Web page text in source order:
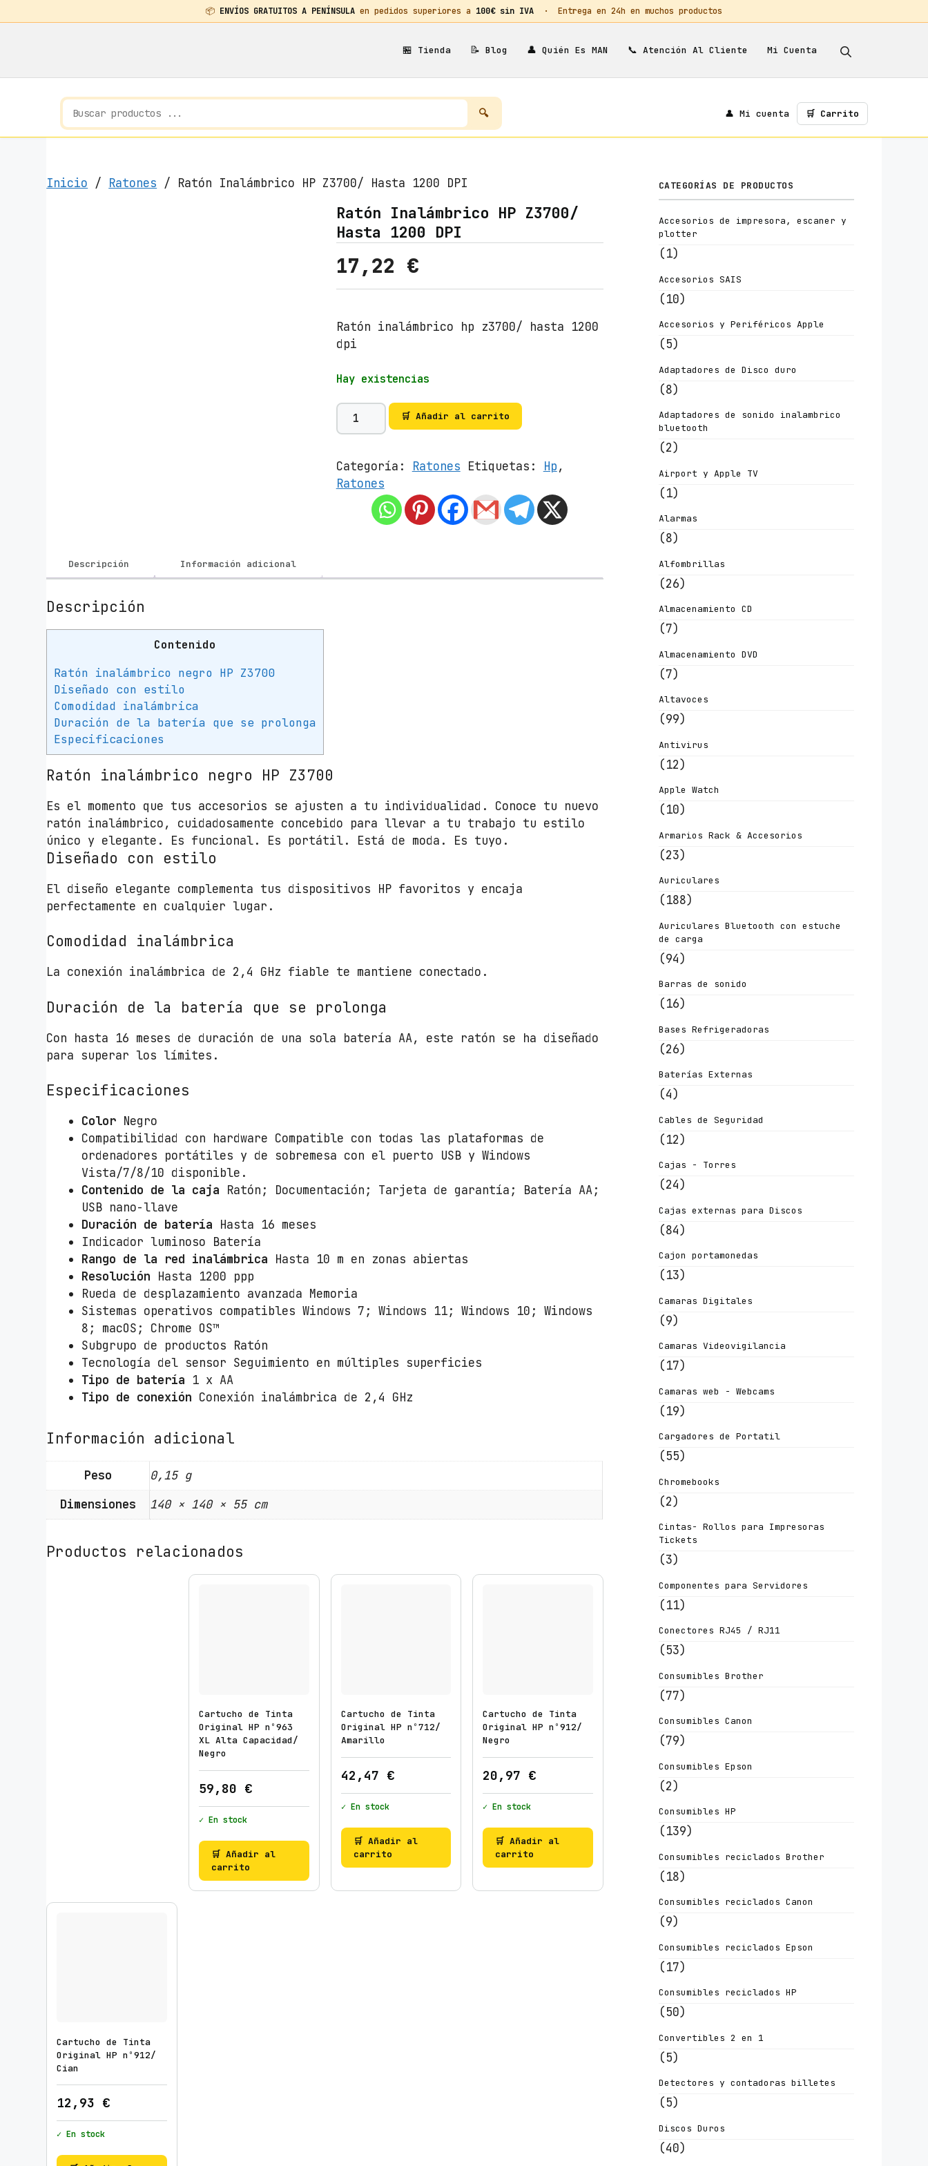
📦 ENVÍOS GRATUITOS A PENÍNSULA en pedidos superiores a 100€ sin IVA · Entrega en 24h en muchos productos
🏪 Tienda 📝 Blog 👤 Quién Es MAN 📞 Atención Al Cliente Mi Cuenta
👤 Mi cuenta 🛒 Carrito
Inicio / Ratones / Ratón Inalámbrico HP Z3700/ Hasta 1200 DPI
Ratón Inalámbrico HP Z3700/
Hasta 1200 DPI
17,22 €
Ratón inalámbrico hp z3700/ hasta 1200
dpi
Hay existencias
R
a
ó
n
m
/
H
a
a
D
I
a
d
🛒 Añadir al carrito
Categoría: Ratones Etiquetas: Hp,
Ratones
Descripción Información adicional
Descripción
Contenido
Ratón inalámbrico negro HP Z3700
Diseñado con estilo
Comodidad inalámbrica
Duración de la batería que se prolonga
Especificaciones
Ratón inalámbrico negro HP Z3700
Es el momento que tus accesorios se ajusten a tu individualidad. Conoce tu nuevo
ratón inalámbrico, cuidadosamente concebido para llevar a tu trabajo tu estilo
único y elegante. Es funcional. Es portátil. Está de moda. Es tuyo.
Diseñado con estilo
El diseño elegante complementa tus dispositivos HP favoritos y encaja
perfectamente en cualquier lugar.
Comodidad inalámbrica
La conexión inalámbrica de 2,4 GHz fiable te mantiene conectado.
Duración de la batería que se prolonga
Con hasta 16 meses de duración de una sola batería AA, este ratón se ha diseñado
para superar los límites.
Especificaciones
Color Negro
Compatibilidad con hardware Compatible con todas las plataformas de
ordenadores portátiles y de sobremesa con el puerto USB y Windows
Vista/7/8/10 disponible.
Contenido de la caja Ratón; Documentación; Tarjeta de garantía; Batería AA;
USB nano-llave
Duración de batería Hasta 16 meses
Indicador luminoso Batería
Rango de la red inalámbrica Hasta 10 m en zonas abiertas
Resolución Hasta 1200 ppp
Rueda de desplazamiento avanzada Memoria
Sistemas operativos compatibles Windows 7; Windows 11; Windows 10; Windows
8; macOS; Chrome OS™
Subgrupo de productos Ratón
Tecnología del sensor Seguimiento en múltiples superficies
Tipo de batería 1 x AA
Tipo de conexión Conexión inalámbrica de 2,4 GHz
Información adicional
Peso
0,15 g
Dimensiones
140 × 140 × 55 cm
Productos relacionados
Cartucho de Tinta
Original HP nº963
XL Alta Capacidad/
Negro
59,80 €
✓ En stock
🛒 Añadir al
carrito
Cartucho de Tinta
Original HP nº712/
Amarillo
42,47 €
✓ En stock
🛒 Añadir al
carrito
Cartucho de Tinta
Original HP nº912/
Negro
20,97 €
✓ En stock
🛒 Añadir al
carrito
Cartucho de Tinta
Original HP nº912/
Cian
12,93 €
✓ En stock
CATEGORÍAS DE PRODUCTOS
Accesorios de impresora, escaner y
plotter
(1)
Accesorios SAIS
(10)
Accesorios y Periféricos Apple
(5)
Adaptadores de Disco duro
(8)
Adaptadores de sonido inalambrico
bluetooth
(2)
Airport y Apple TV
(1)
Alarmas
(8)
Alfombrillas
(26)
Almacenamiento CD
(7)
Almacenamiento DVD
(7)
Altavoces
(99)
Antivirus
(12)
Apple Watch
(10)
Armarios Rack & Accesorios
(23)
Auriculares
(188)
Auriculares Bluetooth con estuche
de carga
(94)
Barras de sonido
(16)
Bases Refrigeradoras
(26)
Baterías Externas
(4)
Cables de Seguridad
(12)
Cajas - Torres
(24)
Cajas externas para Discos
(84)
Cajon portamonedas
(13)
Camaras Digitales
(9)
Camaras Videovigilancia
(17)
Camaras web - Webcams
(19)
Cargadores de Portatil
(55)
Chromebooks
(2)
Cintas- Rollos para Impresoras
Tickets
(3)
Componentes para Servidores
(11)
Conectores RJ45 / RJ11
(53)
Consumibles Brother
(77)
Consumibles Canon
(79)
Consumibles Epson
(2)
Consumibles HP
(139)
Consumibles reciclados Brother
(18)
Consumibles reciclados Canon
(9)
Consumibles reciclados Epson
(17)
Consumibles reciclados HP
(50)
Convertibles 2 en 1
(5)
Detectores y contadoras billetes
(5)
Discos Duros
(40)